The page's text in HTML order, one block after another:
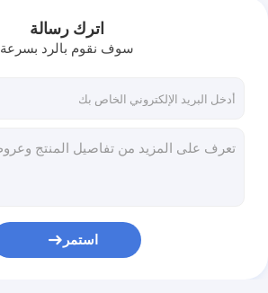
جولة في المعمل
اترك رسالة
سوف نقوم بالرد بسرعة
استمر